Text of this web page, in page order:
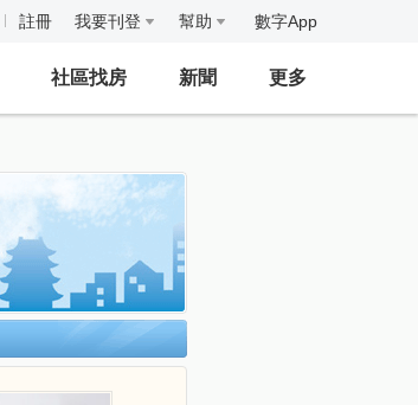
註冊 我要刊登 幫助 數字App
社區找房 新聞 更多